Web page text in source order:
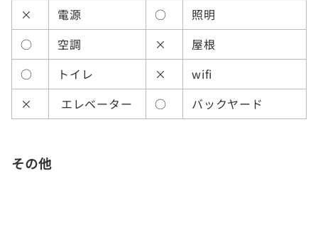
×
電源 ○
照明
○
空調 ×
屋根
○
トイレ ×
wifi
×
エレベーター ○ バックヤード
その他